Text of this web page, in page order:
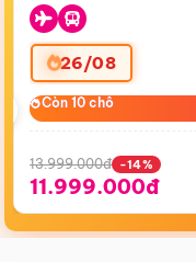
26/08
Còn 10 chỗ
Còn 10 chỗ
13.999.000đ -14%
11.999.000đ